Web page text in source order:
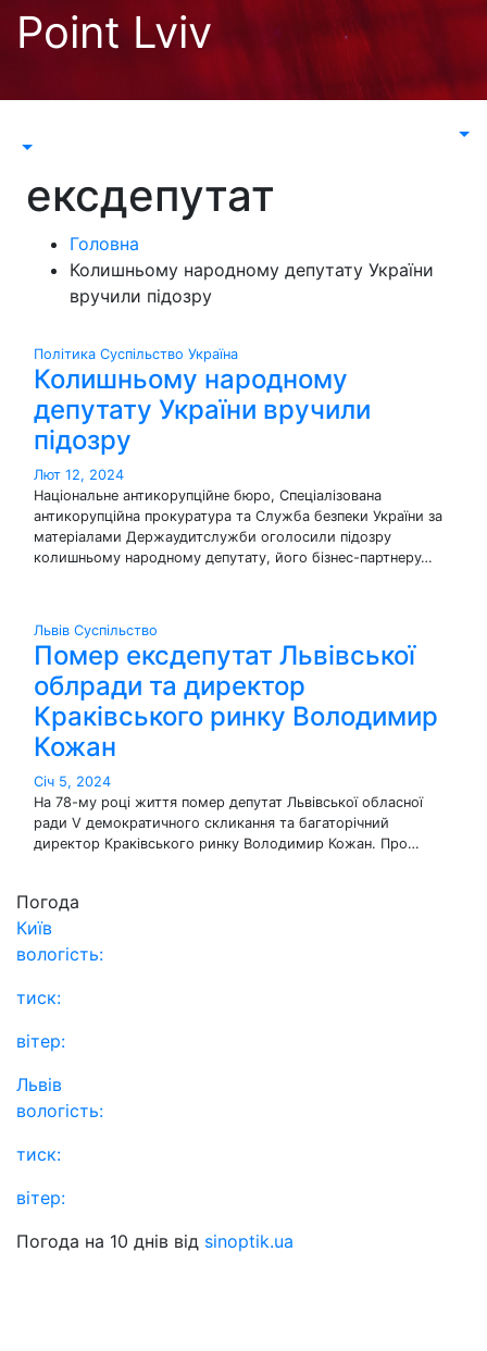
Перейти
Point Lviv
ексдепутат
Головна
Колишньому народному депутату України
вручили підозру
Політика Суспільство Україна
Колишньому народному
депутату України вручили
підозру
Лют 12, 2024
Національне антикорупційне бюро, Спеціалізована
антикорупційна прокуратура та Служба безпеки України за
матеріалами Держаудитслужби оголосили підозру
колишньому народному депутату, його бізнес-партнеру…
Львів Суспільство
Помер ексдепутат Львівської
облради та директор
Краківського ринку Володимир
Кожан
Січ 5, 2024
На 78-му році життя помер депутат Львівської обласної
ради V демократичного скликання та багаторічний
директор Краківського ринку Володимир Кожан. Про…
Погода
Київ
вологість:
тиск:
вітер:
Львів
вологість:
тиск:
вітер:
Погода на 10 днів від sinoptik.ua